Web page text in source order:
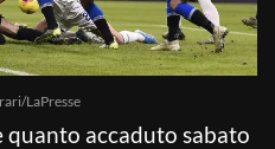
LaPresse
accaduto sabato